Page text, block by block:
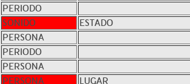
PERIODO
SONIDO
ESTADO
PERSONA
PERIODO
PERSONA
PERSONA
LUGAR